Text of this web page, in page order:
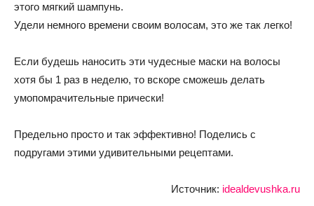
этого мягкий шампунь.
Удели немного времени своим волосам, это же так легко!
Если будешь наносить эти чудесные маски на волосы
хотя бы 1 раз в неделю, то вскоре сможешь делать
умопомрачительные прически!
Предельно просто и так эффективно! Поделись с
подругами этими удивительными рецептами.
Источник: idealdevushka.ru